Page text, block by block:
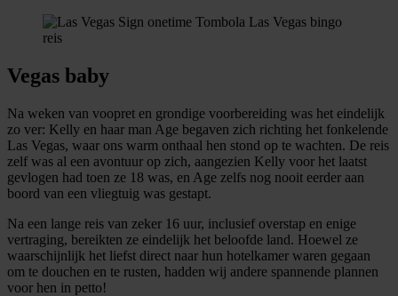
Vegas baby
Na weken van voopret en grondige voorbereiding was het eindelijk
zo ver: Kelly en haar man Age begaven zich richting het fonkelende
Las Vegas, waar ons warm onthaal hen stond op te wachten. De reis
zelf was al een avontuur op zich, aangezien Kelly voor het laatst
gevlogen had toen ze 18 was, en Age zelfs nog nooit eerder aan
boord van een vliegtuig was gestapt.
Na een lange reis van zeker 16 uur, inclusief overstap en enige
vertraging, bereikten ze eindelijk het beloofde land. Hoewel ze
waarschijnlijk het liefst direct naar hun hotelkamer waren gegaan
om te douchen en te rusten, hadden wij andere spannende plannen
voor hen in petto!